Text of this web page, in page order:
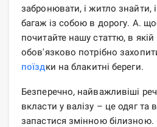
забронювати, і житло знайти,
багаж із собою в дорогу. А.
почитайте нашу статтю, в
обов'язково потрібно
поїздки на блакитні береги.
Безперечно, найважливіші
вкласти у валізу – це одяг та
запастися змінною